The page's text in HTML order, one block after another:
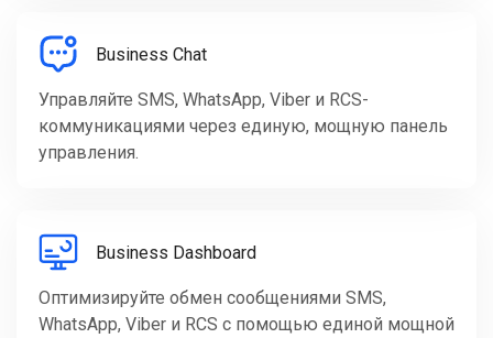
Business Chat
Управляйте SMS, WhatsApp, Viber и RCS-
коммуникациями через единую, мощную панель
управления.
Business Dashboard
Оптимизируйте обмен сообщениями SMS,
WhatsApp, Viber и RCS с помощью единой мощной